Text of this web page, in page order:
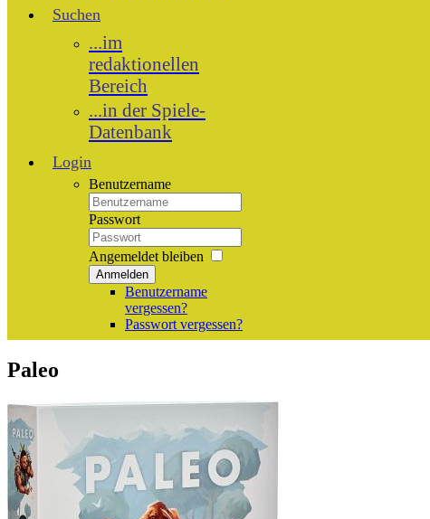
Suchen
...im
redaktionellen
Bereich
...in der Spiele-
Datenbank
Login
Benutzername
Passwort
Angemeldet bleiben
Anmelden
Benutzername
vergessen?
Passwort vergessen?
Paleo